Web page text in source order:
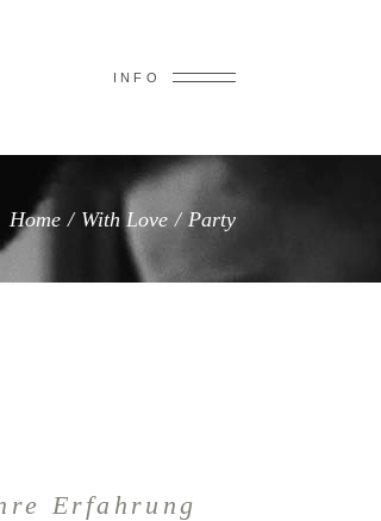
INFO
Home/With Love/Party
Erfahrung